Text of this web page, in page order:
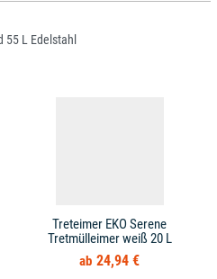
L Edelstahl
Treteimer EKO Serene
Tretmülleimer weiß 20 L
24,94 €